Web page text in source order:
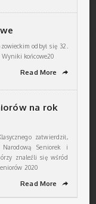
odbył się 32.
końcowe20
Read More ➦
na rok
zatwierdził,
Seniorek i
znaleźli się wśród
2020
Read More ➦